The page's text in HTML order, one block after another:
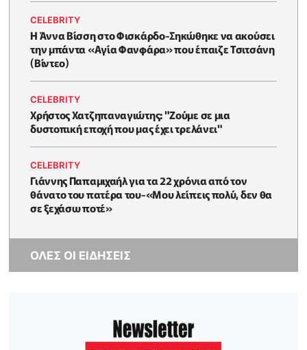
CELEBRITY
Η Άννα Βίσση στο Φισκάρδο-Σηκώθηκε να ακούσει
την μπάντα «Αγία Φανφάρα» που έπαιζε Τσιτσάνη
(Βίντεο)
CELEBRITY
Χρήστος Χατζηπαναγιώτης: "Ζούμε σε μια
δυστοπική εποχή που μας έχει τρελάνει"
CELEBRITY
Γιάννης Παπαμιχαήλ για τα 22 χρόνια από τον
θάνατο του πατέρα του-«Μου λείπεις πολύ, δεν θα
σε ξεχάσω ποτέ»
ΟΛΕΣ ΟΙ ΕΙΔΗΣΕΙΣ